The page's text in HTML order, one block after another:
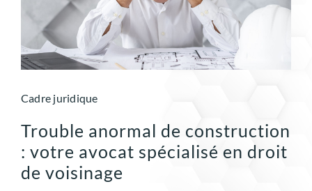
Cadre juridique
Trouble anormal de construction
: votre avocat spécialisé en droit
de voisinage